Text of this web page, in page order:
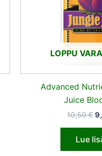
LOPPU
Advanced
Juice
10,50€
Lue